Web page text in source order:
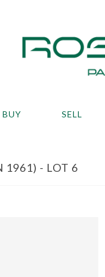
BUY SELL
1961) - LOT 6